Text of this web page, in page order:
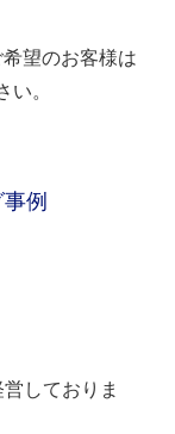
望のお客様は
い。
例
しておりま